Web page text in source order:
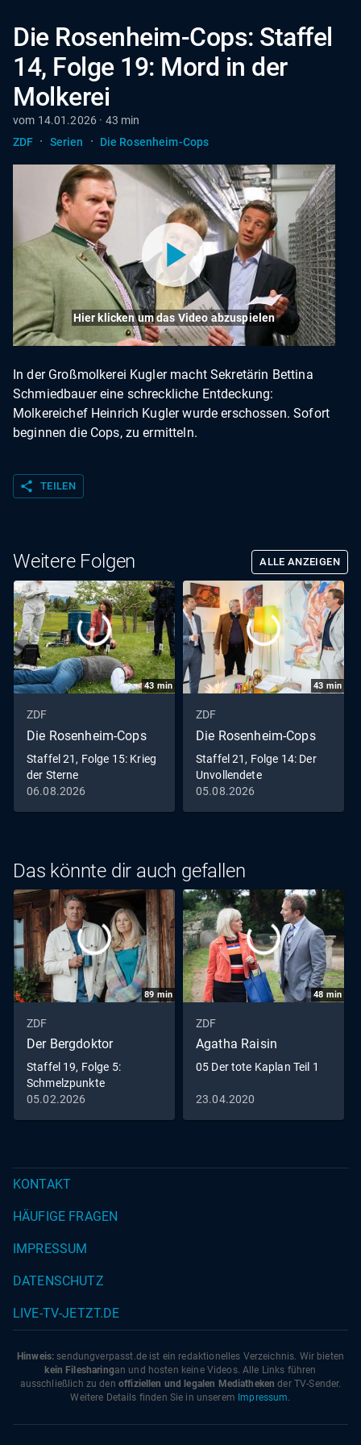
Die Rosenheim-Cops: Staffel
14, Folge 19: Mord in der
Molkerei
vom 14.01.2026 · 43 min
ZDF · Serien · Die Rosenheim-Cops
Hier klicken um das Video abzuspielen
In der Großmolkerei Kugler macht Sekretärin Bettina
Schmiedbauer eine schreckliche Entdeckung:
Molkereichef Heinrich Kugler wurde erschossen. Sofort
beginnen die Cops, zu ermitteln.
share TEILEN
Weitere Folgen ALLE ANZEIGEN
43 min
ZDF
Die Rosenheim-Cops
Staffel 21, Folge 15: Krieg
der Sterne
06.08.2026
43 min
ZDF
Die Rosenheim-Cops
Staffel 21, Folge 14: Der
Unvollendete
05.08.2026
Das könnte dir auch gefallen
89 min
ZDF
Der Bergdoktor
Staffel 19, Folge 5:
Schmelzpunkte
05.02.2026
48 min
ZDF
Agatha Raisin
05 Der tote Kaplan Teil 1
23.04.2020
KONTAKT
HÄUFIGE FRAGEN
IMPRESSUM
DATENSCHUTZ
LIVE-TV-JETZT.DE
Hinweis: sendungverpasst.de ist ein redaktionelles Verzeichnis. Wir bieten
kein Filesharingan und hosten keine Videos. Alle Links führen
ausschließlich zu den offiziellen und legalen Mediatheken der TV-Sender.
Weitere Details finden Sie in unserem Impressum.